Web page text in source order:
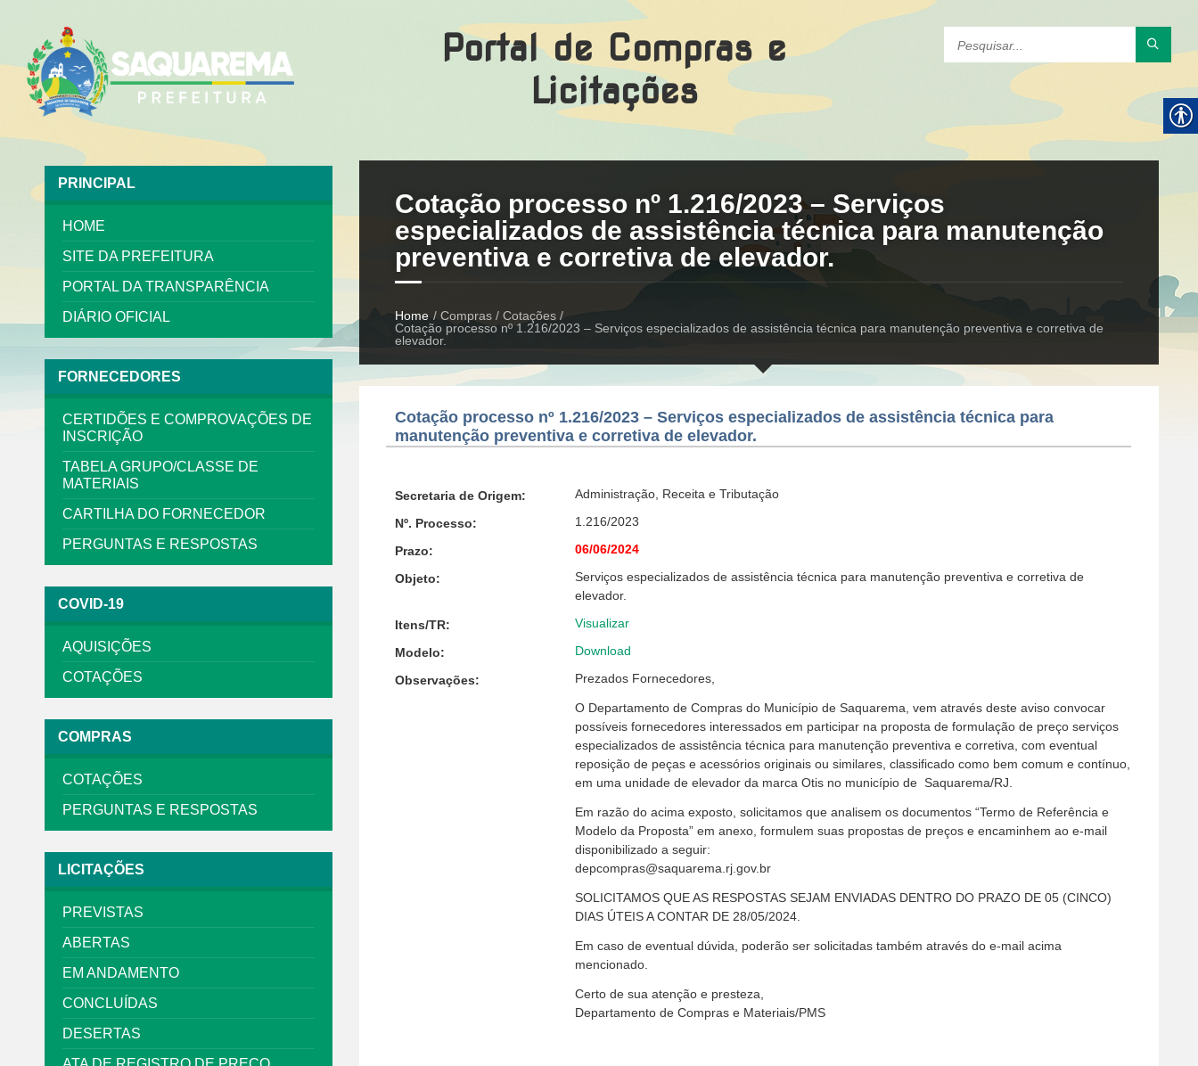
Portal de Compras e
Licitações
PRINCIPAL
HOME
SITE DA PREFEITURA
PORTAL DA TRANSPARÊNCIA
DIÁRIO OFICIAL
FORNECEDORES
CERTIDÕES E COMPROVAÇÕES DE
INSCRIÇÃO
TABELA GRUPO/CLASSE DE
MATERIAIS
CARTILHA DO FORNECEDOR
PERGUNTAS E RESPOSTAS
COVID-19
AQUISIÇÕES
COTAÇÕES
COMPRAS
COTAÇÕES
PERGUNTAS E RESPOSTAS
LICITAÇÕES
PREVISTAS
ABERTAS
EM ANDAMENTO
CONCLUÍDAS
DESERTAS
Cotação processo nº 1.216/2023 – Serviços
especializados de assistência técnica para manutenção
preventiva e corretiva de elevador.
Home / Compras / Cotações /
Cotação processo nº 1.216/2023 – Serviços especializados de assistência técnica para manutenção preventiva e corretiva de
elevador.
Cotação processo nº 1.216/2023 – Serviços especializados de assistência técnica para
manutenção preventiva e corretiva de elevador.
Secretaria de Origem: Administração, Receita e Tributação
Nº. Processo: 1.216/2023
Prazo: 06/06/2024
Objeto:
Serviços especializados de assistência técnica para manutenção preventiva e corretiva de
elevador.
Itens/TR: Visualizar
Modelo: Download
Observações: Prezados Fornecedores,
O Departamento de Compras do Município de Saquarema, vem através deste aviso convocar
possíveis fornecedores interessados em participar na proposta de formulação de preço serviços
especializados de assistência técnica para manutenção preventiva e corretiva, com eventual
reposição de peças e acessórios originais ou similares, classificado como bem comum e contínuo,
em uma unidade de elevador da marca Otis no município de Saquarema/RJ.
Em razão do acima exposto, solicitamos que analisem os documentos “Termo de Referência e
Modelo da Proposta” em anexo, formulem suas propostas de preços e encaminhem ao e-mail
disponibilizado a seguir:
depcompras@saquarema.rj.gov.br
SOLICITAMOS QUE AS RESPOSTAS SEJAM ENVIADAS DENTRO DO PRAZO DE 05 (CINCO)
DIAS ÚTEIS A CONTAR DE 28/05/2024.
Em caso de eventual dúvida, poderão ser solicitadas também através do e-mail acima
mencionado.
Certo de sua atenção e presteza,
Departamento de Compras e Materiais/PMS